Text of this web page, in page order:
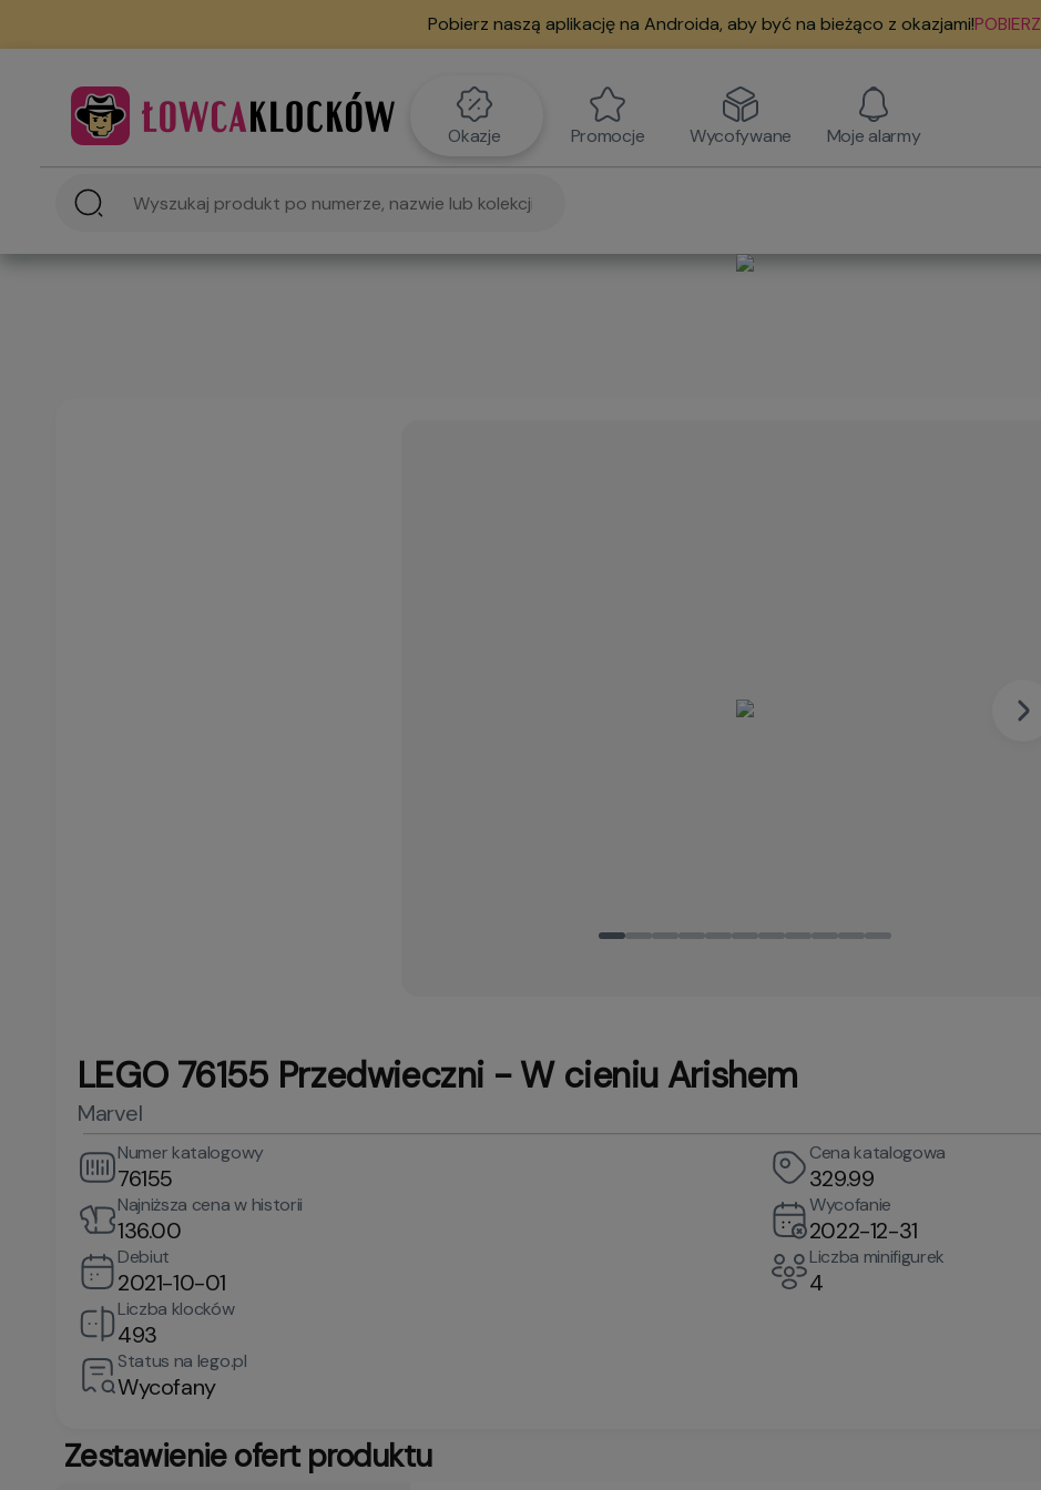
Pobierz naszą aplikację na Androida, aby być na bieżąco z okazjami!POBIERZ
Okazje Promocje Wycofywane Moje alarmy
LEGO 76155 Przedwieczni - W cieniu Arishem
Marvel
Numer katalogowy
76155
Najniższa cena w historii
136.00
Debiut
2021-10-01
Liczba klocków
493
Status na lego.pl
Wycofany
Cena katalogowa
329.99
Wycofanie
2022-12-31
Liczba minifigurek
4
Zestawienie ofert produktu